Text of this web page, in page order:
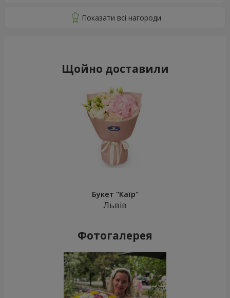
Щойно доставили
Букет "Каїр"
Львів
Фотогалерея